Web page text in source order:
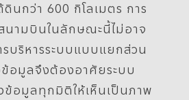
นกว่า 600 กิโลเมตร การ
นามบินในลักษณะนี้ไม่อาจ
บริหารระบบแบบแยกส่วน
ข้อมูลจึงต้องอาศัยระบบ
ข้อมูลทุกมิติให้เห็นเป็นภาพ